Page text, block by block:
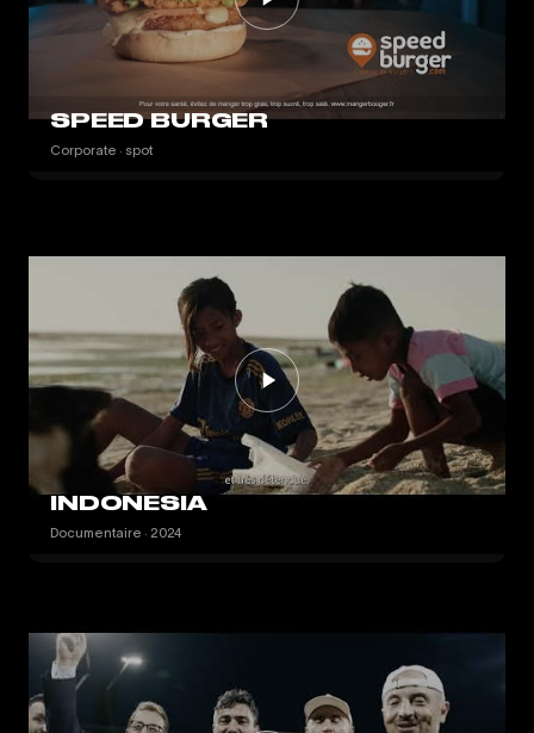
SPEED BURGER
Corporate · spot
INDONESIA
Documentaire · 2024